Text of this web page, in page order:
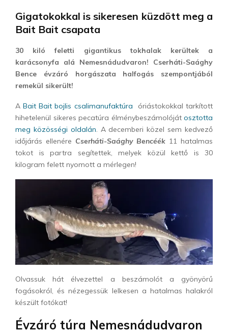
Gigatokokkal is sikeresen küzdött meg a
Bait Bait csapata
30 kiló feletti gigantikus tokhalak kerültek a
karácsonyfa alá Nemesnádudvaron! Cserháti-Saághy
Bence évzáró horgászata halfogás szempontjából
remekül sikerült!
ABait Bait bojlis csalimanufaktúra
óriástokokkal tarkított
hihetelenül sikeres pecatúra élménybeszámolóját osztotta
meg közösségi oldalán. A decemberi közel sem kedvező
időjárás ellenére Cserháti-Saághy Bencéék 11 hatalmas
tokot is partra segítettek, melyek közül kettő is 30
kilogram felett nyomott a mérlegen!
Olvassuk hát élvezettel a beszámolót a gyönyörű
fogásokról, és nézegessük lelkesen a hatalmas halakról
készült fotókat!
Évzáró túra Nemesnádudvaron